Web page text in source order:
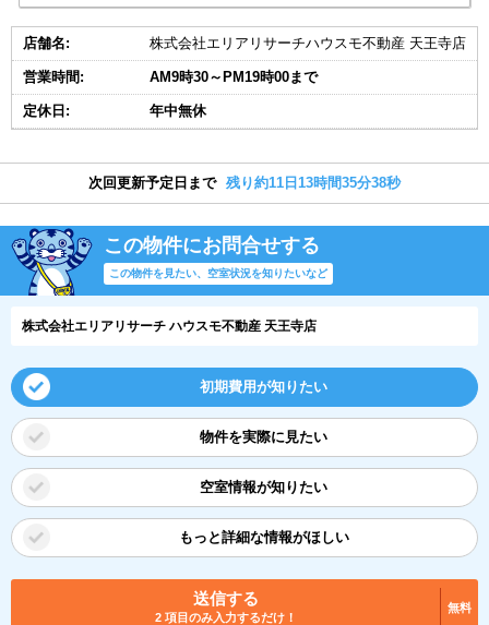
店舗名: 株式会社エリアリサーチハウスモ不動産 天王寺店
営業時間: AM9時30～PM19時00まで
定休日: 年中無休
次回更新予定日まで 残り約11日13時間35分38秒
この物件にお問合せする
この物件を見たい、空室状況を知りたいなど
株式会社エリアリサーチ ハウスモ不動産 天王寺店
初期費用が知りたい
物件を実際に見たい
空室情報が知りたい
もっと詳細な情報がほしい
送信する
2 項目のみ入力するだけ！
無料